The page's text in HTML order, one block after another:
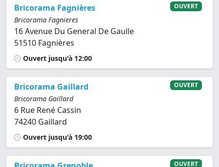
Bricorama Fagnières
Bricorama Fagnieres
16 Avenue Du General De Gaulle
51510 Fagnières
OUVERT
Ouvert jusqu'à 12:00
Bricorama Gaillard
Bricorama Gaillard
6 Rue René Cassin
74240 Gaillard
OUVERT
Ouvert jusqu'à 19:00
OUVERT